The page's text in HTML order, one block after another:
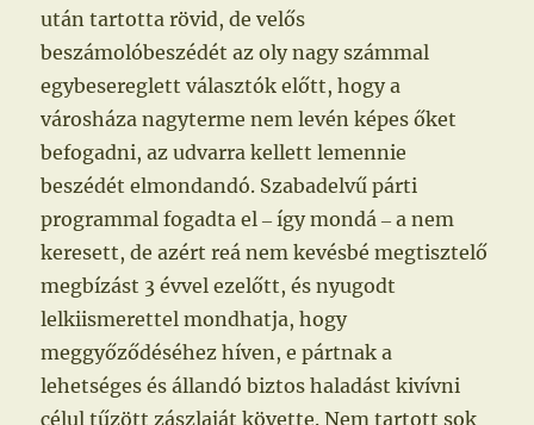
után tartotta rövid, de velős
beszámolóbeszédét az oly nagy számmal
egybesereglett választók előtt, hogy a
városháza nagyterme nem levén képes őket
befogadni, az udvarra kellett lemennie
beszédét elmondandó. Szabadelvű párti
programmal fogadta el ‒ így mondá ‒ a nem
keresett, de azért reá nem kevésbé megtisztelő
megbízást 3 évvel ezelőtt, és nyugodt
lelkiismerettel mondhatja, hogy
meggyőződéséhez híven, e pártnak a
lehetséges és állandó biztos haladást kivívni
célul tűzött zászlaját követte. Nem tartott sok